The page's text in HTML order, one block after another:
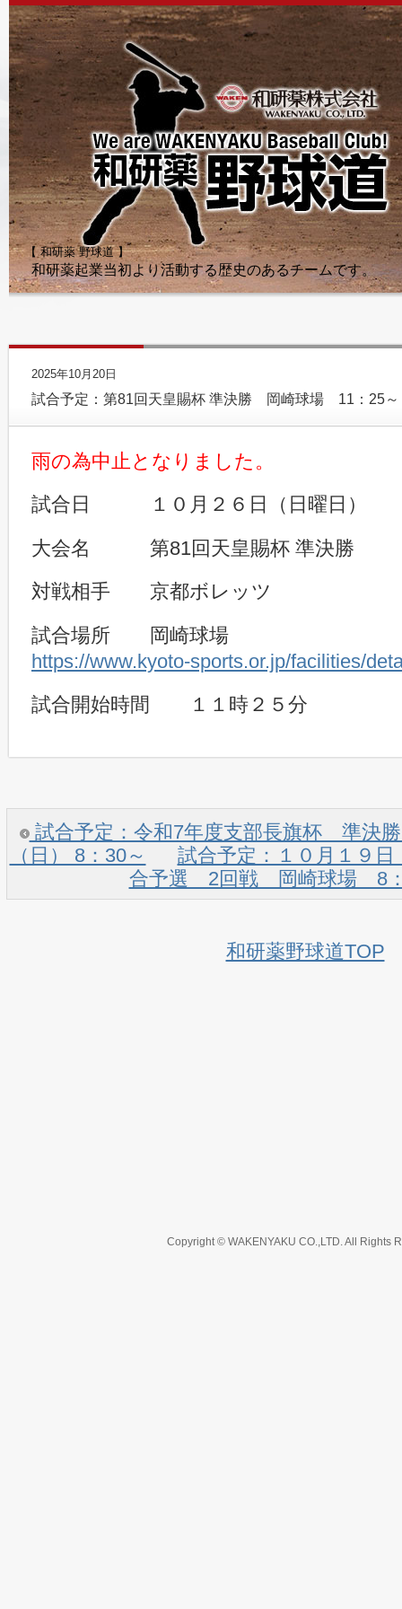
【 和研薬 野球道 】
和研薬起業当初より活動する歴史のあるチームです。
試合予定：第81回天皇賜杯 準決勝 岡崎球場 11：25～
2025年10月20日
雨の為中止となりました。
試合日 １０月２６日（日曜日）
大会名 第81回天皇賜杯 準決勝
対戦相手 京都ボレッツ
試合場所 岡崎球場
https://www.kyoto-sports.or.jp/facilities/
試合開始時間 １１時２５分
試合予定：令和7年度支部長旗杯 準決
（日） 8：30～
試合予定：１０月１９
合予選 2回戦 岡崎球場 8
和研薬野球道TOP
Copyright © WAKENYAKU CO.,LTD. All Rights